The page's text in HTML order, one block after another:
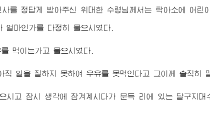
를 정답게 받아주신 위대한 수령님께서는 탁아소에 어린
얼마인가를 다정히 물으시였다.
먹이는가고 물으시였다.
일을 잘하지 못하여 우유를 못먹인다고 그이께 솔직히
시고 잠시 생각에 잠겨계시다가 문득 리에 있는 달구지대